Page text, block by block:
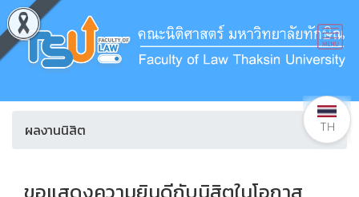
ผลงานนิสิต
ขอแสดงความยินดีกับนิสิตในโอกาส
TH